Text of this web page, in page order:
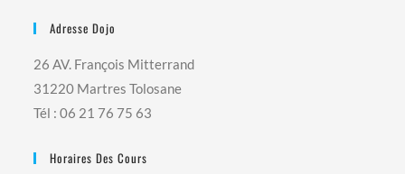
Adresse Dojo
26 AV. François Mitterrand
31220 Martres Tolosane
Tél : 06 21 76 75 63
Horaires Des Cours